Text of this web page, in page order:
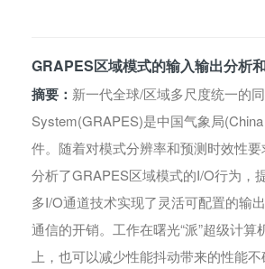
GRAPES区域模式的输入输出分析
摘要： 新一代全球/区域多尺度统一的
System(GRAPES)是中国气象局
件。随着对模式分辨率和预测时效性
分析了GRAPES区域模式的I/O行为，
多I/O通道技术实现了灵活可配置的输
通信的开销。工作在曙光“派”超级计
上，也可以减少性能抖动带来的性能不